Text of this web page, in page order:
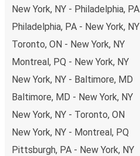
New York, NY - Philadelphia, PA
Philadelphia, PA - New York, NY
Toronto, ON - New York, NY
Montreal, PQ - New York, NY
New York, NY - Baltimore, MD
Baltimore, MD - New York, NY
New York, NY - Toronto, ON
New York, NY - Montreal, PQ
Pittsburgh, PA - New York, NY